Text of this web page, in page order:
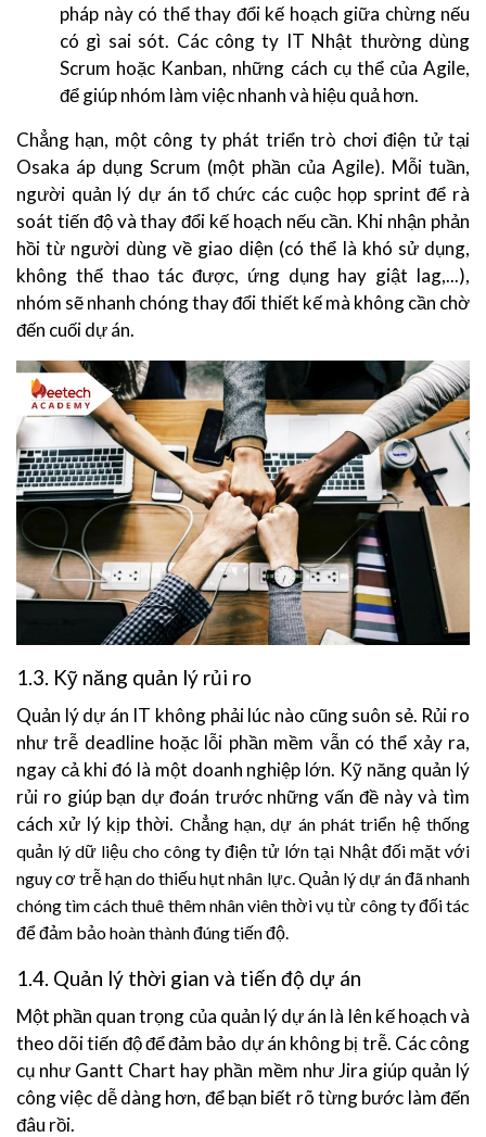
pháp này có thể thay đổi kế hoạch giữa chừng nếu
có gì sai sót. Các công ty IT Nhật thường dùng
Scrum hoặc Kanban, những cách cụ thể của Agile,
để giúp nhóm làm việc nhanh và hiệu quả hơn.
Chẳng hạn, một công ty phát triển trò chơi điện tử tại
Osaka áp dụng Scrum (một phần của Agile). Mỗi tuần,
người quản lý dự án tổ chức các cuộc họp sprint để rà
soát tiến độ và thay đổi kế hoạch nếu cần. Khi nhận phản
hồi từ người dùng về giao diện (có thể là khó sử dụng,
không thể thao tác được, ứng dụng hay giật lag,...),
nhóm sẽ nhanh chóng thay đổi thiết kế mà không cần chờ
đến cuối dự án.
1.3. Kỹ năng quản lý rủi ro
Quản lý dự án IT không phải lúc nào cũng suôn sẻ. Rủi ro
như trễ deadline hoặc lỗi phần mềm vẫn có thể xảy ra,
ngay cả khi đó là một doanh nghiệp lớn. Kỹ năng quản lý
rủi ro giúp bạn dự đoán trước những vấn đề này và tìm
cách xử lý kịp thời. Chẳng hạn, dự án phát triển hệ thống
quản lý dữ liệu cho công ty điện tử lớn tại Nhật đối mặt với
nguy cơ trễ hạn do thiếu hụt nhân lực. Quản lý dự án đã nhanh
chóng tìm cách thuê thêm nhân viên thời vụ từ công ty đối tác
để đảm bảo hoàn thành đúng tiến độ.
1.4. Quản lý thời gian và tiến độ dự án
Một phần quan trọng của quản lý dự án là lên kế hoạch và
theo dõi tiến độ để đảm bảo dự án không bị trễ. Các công
cụ như Gantt Chart hay phần mềm như Jira giúp quản lý
công việc dễ dàng hơn, để bạn biết rõ từng bước làm đến
đâu rồi.